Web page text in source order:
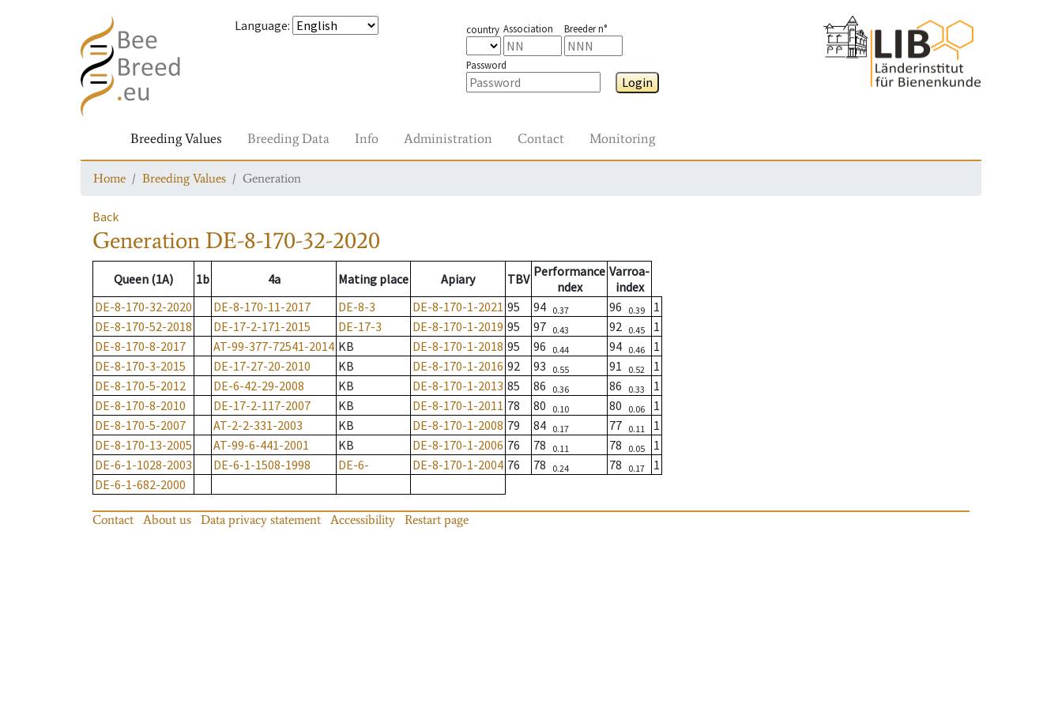
Language: country Association Breeder n°
Password
Login
Breeding Values Breeding Data Info Administration Contact Monitoring
Home Breeding Values Generation
Back
Generation DE-8-170-32-2020
Queen (1A) 1b 4a Mating place Apiary TBV Performance
ndex
Varroa-
index
DE-8-170-32-2020
DE-8-170-11-2017 DE-8-3 DE-8-170-1-2021 95 94 0.37 96 0.39
1
DE-8-170-52-2018
DE-17-2-171-2015 DE-17-3 DE-8-170-1-2019 95 97 0.43 92 0.45
1
DE-8-170-8-2017
AT-99-377-72541-2014 KB DE-8-170-1-2018 95 96 0.44 94 0.46
1
DE-8-170-3-2015
DE-17-27-20-2010 KB DE-8-170-1-2016 92 93 0.55 91 0.52
1
DE-8-170-5-2012
DE-6-42-29-2008 KB DE-8-170-1-2013 85 86 0.36 86 0.33
1
DE-8-170-8-2010
DE-17-2-117-2007 KB DE-8-170-1-2011 78 80 0.10 80 0.06
1
DE-8-170-5-2007
AT-2-2-331-2003 KB DE-8-170-1-2008 79 84 0.17 77 0.11
1
DE-8-170-13-2005
AT-99-6-441-2001 KB DE-8-170-1-2006 76 78 0.11 78 0.05
1
DE-6-1-1028-2003
DE-6-1-1508-1998 DE-6- DE-8-170-1-2004 76 78 0.24 78 0.17
1
DE-6-1-682-2000
Contact About us Data privacy statement Accessibility Restart page